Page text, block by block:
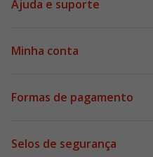
Ajuda e suporte
Minha conta
Formas de pagamento
Selos de segurança